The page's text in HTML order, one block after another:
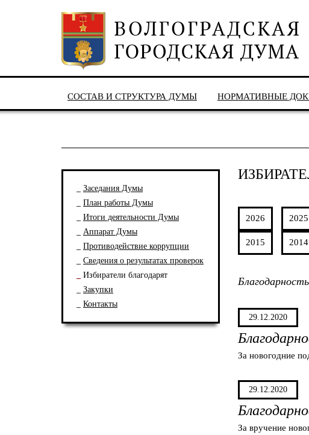
СОСТАВ И СТРУКТУРА ДУМЫ НОРМАТИВНЫЕ
Заседания Думы
План работы Думы
Итоги деятельности Думы
Аппарат Думы
Противодействие коррупции
Сведения о результатах проверок
Избиратели благодарят
Закупки
Контакты
2026 2025
2015 2014
29.12.2020
За новогодние
29.12.2020
За вручение